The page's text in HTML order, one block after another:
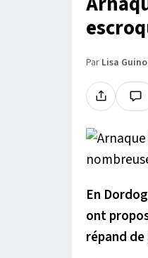
Par Lisa
En
ont
répand de